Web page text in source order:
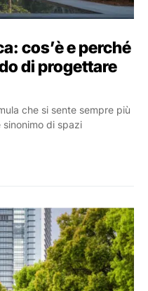
cos’è e perché
di progettare
che si sente sempre più
sinonimo di spazi